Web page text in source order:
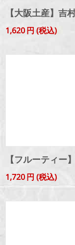
【大阪土産】
1,620円 (税込)
【フルーティ
1,720円 (税込)